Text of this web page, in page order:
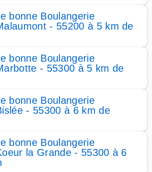
bonne Boulangerie
- 55200 à 5 km de
bonne Boulangerie
- 55300 à 5 km de
bonne Boulangerie
- 55300 à 6 km de
bonne Boulangerie
la Grande - 55300 à 6